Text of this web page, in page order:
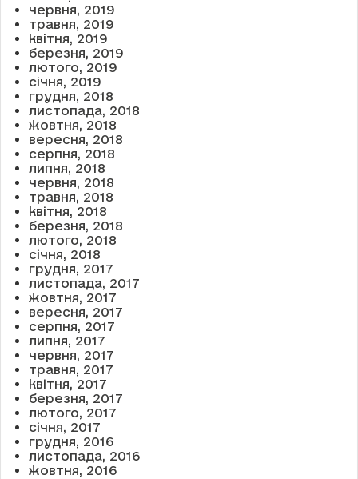
червня, 2019
травня, 2019
квітня, 2019
березня, 2019
лютого, 2019
січня, 2019
грудня, 2018
листопада, 2018
жовтня, 2018
вересня, 2018
серпня, 2018
липня, 2018
червня, 2018
травня, 2018
квітня, 2018
березня, 2018
лютого, 2018
січня, 2018
грудня, 2017
листопада, 2017
жовтня, 2017
вересня, 2017
серпня, 2017
липня, 2017
червня, 2017
травня, 2017
квітня, 2017
березня, 2017
лютого, 2017
січня, 2017
грудня, 2016
листопада, 2016
жовтня, 2016